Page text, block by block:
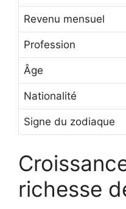
Revenu mensuel
Profession
Âge
Nationalité
Signe du zodiaque
richesse